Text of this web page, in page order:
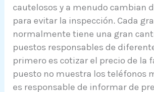
cautelosos y a menudo cambian
para evitar la inspección. Cada
normalmente tiene una gran
puestos responsables de
primero es cotizar el precio de la
puesto no muestra los teléfonos
es responsable de informar de